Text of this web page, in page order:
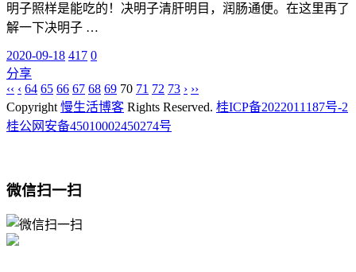
明子照样是能吃的！决明子清肝明目，润肠通便。在这里再了
解一下决明子 …
2020-09-18 417 0
分享
‹‹ ‹ 64 65 66 67 68 69 70 71 72 73 › ››
Copyright 慢生活博客 Rights Reserved. 桂ICP备2022011187号-2
桂公网安备45010002450274号
微信扫一扫